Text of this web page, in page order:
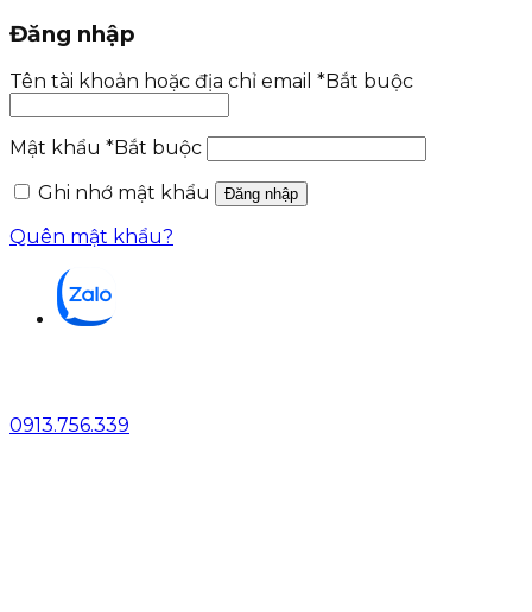
Đăng nhập
Tên tài khoản hoặc địa chỉ email *Bắt buộc
Mật khẩu *Bắt buộc
Ghi nhớ mật khẩu
Đăng nhập
Quên mật khẩu?
0913.756.339